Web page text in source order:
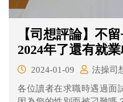
【司想評論】不
2024年了還有就
2024-01-09
法操司
各位讀者在求職時遇過面